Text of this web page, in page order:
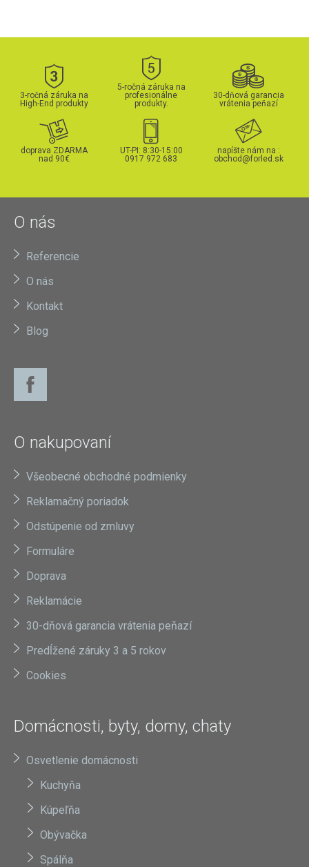
3-ročná záruka na
High-End produkty
5-ročná záruka na
profesionálne
produkty.
30-dňová garancia
vrátenia peňazí
doprava ZDARMA
nad 90€
UT-PI: 8:30-15:00
0917 972 683
napíšte nám na :
obchod@forled.sk
O nás
Referencie
O nás
Kontakt
Blog
O nakupovaní
Všeobecné obchodné podmienky
Reklamačný poriadok
Odstúpenie od zmluvy
Formuláre
Doprava
Reklamácie
30-dňová garancia vrátenia peňazí
Predĺžené záruky 3 a 5 rokov
Cookies
Domácnosti, byty, domy, chaty
Osvetlenie domácnosti
Kuchyňa
Kúpeľňa
Obývačka
Spálňa